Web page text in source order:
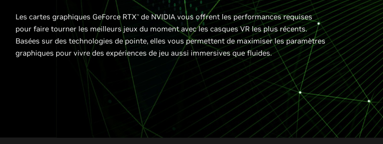
Les cartes graphiques GeForce RTX™ de NVIDIA vous offrent les performances requises
pour faire tourner les meilleurs jeux du moment avec les casques VR les plus récents.
Basées sur des technologies de pointe, elles vous permettent de maximiser les paramètres
graphiques pour vivre des expériences de jeu aussi immersives que fluides.